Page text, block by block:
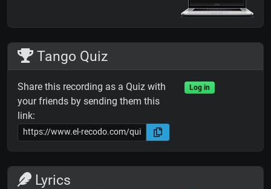
Tango Quiz
Share this recording as a Quiz with
your friends by sending them this
link:
Log in
Lyrics